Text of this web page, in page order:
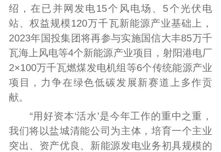
绍，在已并网发电15个风电场、5个光伏电
站、权益规模120万千瓦新能源产业基础上，
2023年国投集团将再参与实施国信大丰85万千
瓦海上风电等4个新能源产业项目，射阳港电厂
2×100万千瓦燃煤发电机组等6个传统能源产业
项目，力争在绿色低碳发展新赛道上多作贡
献。
“用好资本‘活水’是今年工作的重中之重，
我们将以盐城清能公司为主体，培育一个主业
突出、资产优良、新能源发电业务初具规模的